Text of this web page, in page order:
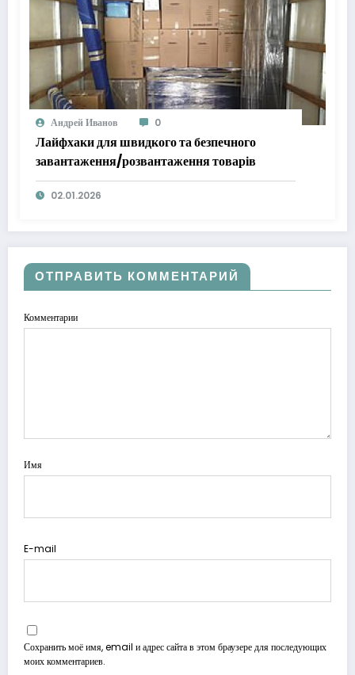
Андрей Иванов 0
Лайфхаки для швидкого та безпечного
завантаження/розвантаження товарів
02.01.2026
ОТПРАВИТЬ КОММЕНТАРИЙ
Комментарии
Имя
E-mail
Сохранить моё имя, email и адрес сайта в этом браузере для последующих
моих комментариев.